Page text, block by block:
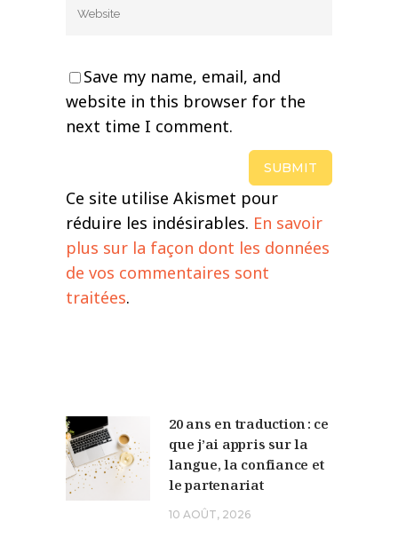
Save my name, email, and
website in this browser for the
next time I comment.
Ce site utilise Akismet pour
réduire les indésirables. En savoir
plus sur la façon dont les données
de vos commentaires sont
traitées.
20 ans en traduction : ce
que j’ai appris sur la
langue, la confiance et
le partenariat
10 AOÛT, 2026